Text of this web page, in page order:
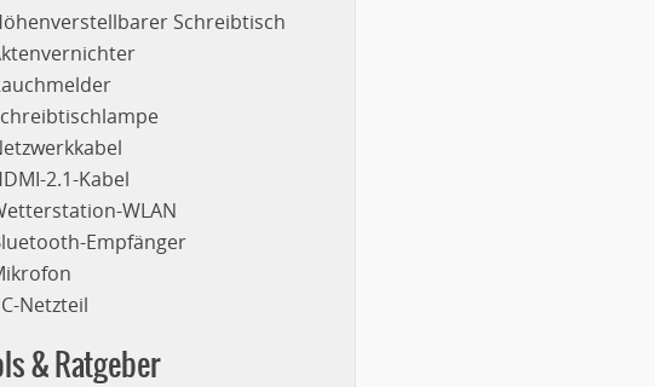
Schreibtisch
2.1-Kabel
WLAN
Empfänger
Netzteil
& Ratgeber